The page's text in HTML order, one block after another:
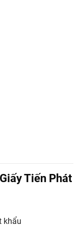
Tiến Phát
khẩu